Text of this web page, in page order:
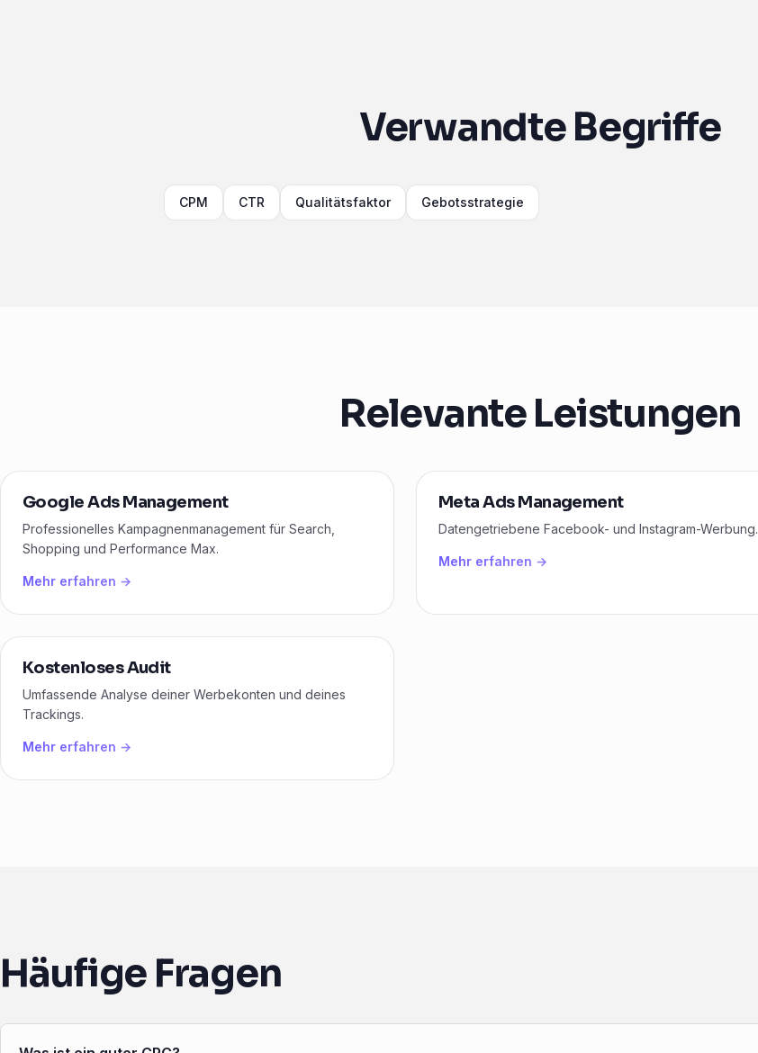
Verwandte Begriffe
CPM CTR Qualitätsfaktor Gebotsstrategie
Relevante Leistungen
Google Ads Management
Professionelles Kampagnenmanagement für Search,
Shopping und Performance Max.
Mehr erfahren →
Meta Ads Management
Datengetriebene Facebook- und Instagram-Werbung.
Mehr erfahren →
Kostenloses Audit
Umfassende Analyse deiner Werbekonten und deines
Trackings.
Mehr erfahren →
Häufige Fragen